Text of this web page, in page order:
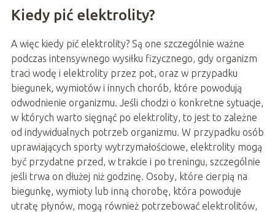
Kiedy pić elektrolity?
A więc kiedy pić elektrolity? Są one szczególnie ważne
podczas intensywnego wysiłku fizycznego, gdy organizm
traci wodę i elektrolity przez pot, oraz w przypadku
biegunek, wymiotów i innych chorób, które powodują
odwodnienie organizmu. Jeśli chodzi o konkretne sytuacje,
w których warto sięgnąć po elektrolity, to jest to zależne
od indywidualnych potrzeb organizmu. W przypadku osób
uprawiających sporty wytrzymałościowe, elektrolity mogą
być przydatne przed, w trakcie i po treningu, szczególnie
jeśli trwa on dłużej niż godzinę. Osoby, które cierpią na
biegunkę, wymioty lub inną chorobę, która powoduje
utratę płynów, mogą również potrzebować elektrolitów,